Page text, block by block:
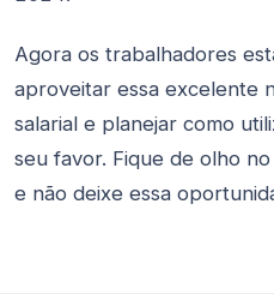
Agora os trabalhadores
aproveitar essa excelente
salarial e planejar como
seu favor. Fique de olho
e não deixe essa